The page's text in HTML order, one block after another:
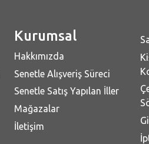
Kurumsal
Hakkımızda
Senetle Alışveriş Süreci
Senetle Satış Yapılan İller
Mağazalar
İletişim